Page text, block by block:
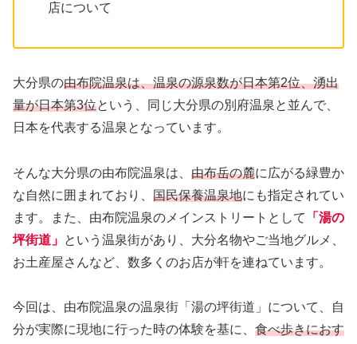
店について
大分県の由布院温泉は、温泉の源泉数が日本第2位、湧出
量が日本第3位という、同じ大分県の別府温泉と並んで、
日本を代表する温泉となっています。
そんな大分県の由布院温泉は、 由布岳の麓に広がる緑豊か
な自然に囲まれており、 国民保養温泉地にも指定されてい
ます。また、由布院温泉のメインストリートとして
「湯の
坪街道」 という温泉街があり、大分名物やご当地グルメ、
お土産屋さんなど、数多くのお店が軒を連ねています。
今回は、由布院温泉の温泉街「湯の坪街道」について、自
分が実際に現地に行った時の体験を基に、 食べ歩きにおす